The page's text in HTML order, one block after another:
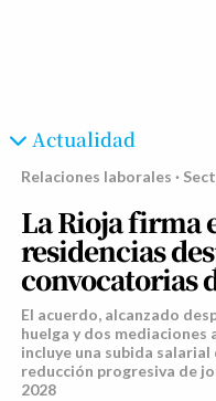
Actualidad
Relaciones laborales ·
La Rioja firma
residencias
convocatorias
El acuerdo, alcanzado
huelga y dos mediaciones
incluye una subida salarial
reducción progresiva de
2028